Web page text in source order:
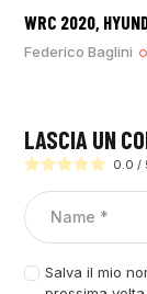
WRC 2020,
Federico Baglini
LASCIA UN
0.0 /
Salva il mio